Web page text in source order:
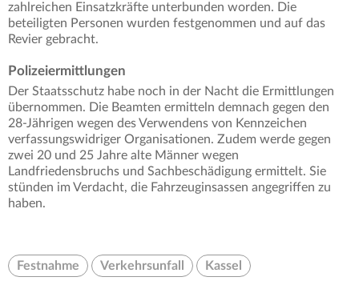
zahlreichen Einsatzkräfte unterbunden worden. Die
beteiligten Personen wurden festgenommen und auf das
Revier gebracht.
Polizeiermittlungen
Der Staatsschutz habe noch in der Nacht die Ermittlungen
übernommen. Die Beamten ermitteln demnach gegen den
28-Jährigen wegen des Verwendens von Kennzeichen
verfassungswidriger Organisationen. Zudem werde gegen
zwei 20 und 25 Jahre alte Männer wegen
Landfriedensbruchs und Sachbeschädigung ermittelt. Sie
stünden im Verdacht, die Fahrzeuginsassen angegriffen zu
haben.
Festnahme Verkehrsunfall Kassel